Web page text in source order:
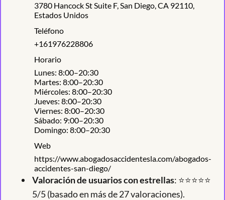
3780 Hancock St Suite F, San Diego, CA 92110,
Estados Unidos
Teléfono
+161976228806
Horario
Lunes: 8:00–20:30
Martes: 8:00–20:30
Miércoles: 8:00–20:30
Jueves: 8:00–20:30
Viernes: 8:00–20:30
Sábado: 9:00–20:30
Domingo: 8:00–20:30
Web
https://www.abogadosaccidentesla.com/abogados-
accidentes-san-diego/
Valoración de usuarios con estrellas: ⭐⭐⭐⭐⭐
5/5 (basado en más de 27 valoraciones).